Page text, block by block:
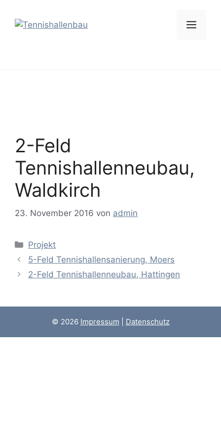
Inhalt
springen
2-Feld
Tennishallenneubau,
Waldkirch
23. November 2016 von admin
Kategorien
Projekt
5-Feld Tennishallensanierung, Moers
2-Feld Tennishallenneubau, Hattingen
© 2026 Impressum Datenschutz